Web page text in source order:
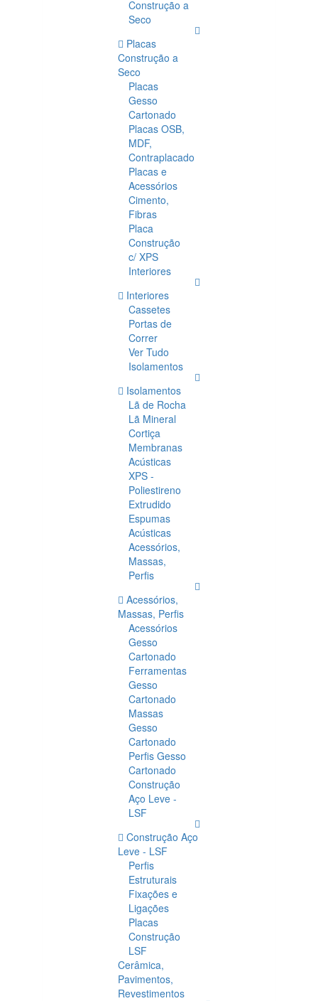
Construção a
Seco
Placas
Construção a
Seco
Placas
Gesso
Cartonado
Placas OSB,
MDF,
Contraplacado
Placas e
Acessórios
Cimento,
Fibras
Placa
Construção
c/ XPS
Interiores
Interiores
Cassetes
Portas de
Correr
Ver Tudo
Isolamentos
Isolamentos
Lã de Rocha
Lã Mineral
Cortiça
Membranas
Acústicas
XPS -
Poliestireno
Extrudido
Espumas
Acústicas
Acessórios,
Massas,
Perfis
Acessórios,
Massas, Perfis
Acessórios
Gesso
Cartonado
Ferramentas
Gesso
Cartonado
Massas
Gesso
Cartonado
Perfis Gesso
Cartonado
Construção
Aço Leve -
LSF
Construção Aço
Leve - LSF
Perfis
Estruturais
Fixações e
Ligações
Placas
Construção
LSF
Cerâmica,
Pavimentos,
Revestimentos